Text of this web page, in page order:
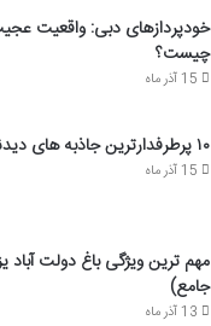
خودپردازهای دبی: واقعیت
چیست؟
15 آذر ماه
۱۰ پرطرفدارترین جاذبه های دیدنی تبریز | معرفی کامل
15 آذر ماه
مهم ترین ویژگی باغ دولت
جامع)
13 آذر ماه